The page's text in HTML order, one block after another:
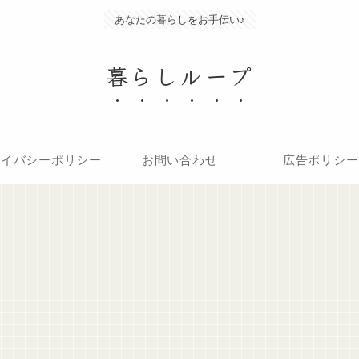
あなたの暮らしをお手伝い♪
暮らしループ
バシーポリシー お問い合わせ 広告ポリシー